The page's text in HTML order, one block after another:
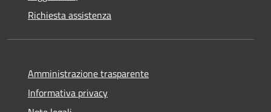
Richiesta assistenza
Amministrazione trasparente
Informativa privacy